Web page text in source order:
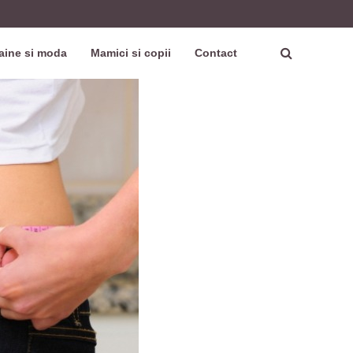
si moda Mamici si copii Contact